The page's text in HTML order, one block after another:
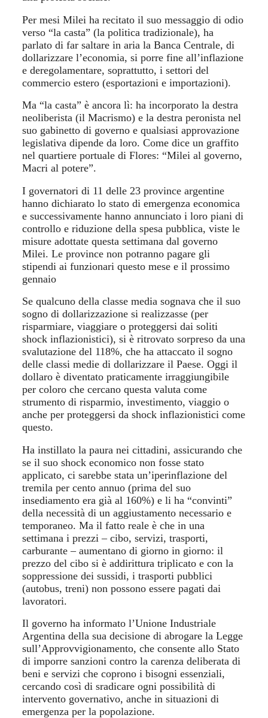
Per mesi Milei ha recitato il suo messaggio di odio
verso “la casta” (la politica tradizionale), ha
parlato di far saltare in aria la Banca Centrale, di
dollarizzare l’economia, si porre fine all’inflazione
e deregolamentare, soprattutto, i settori del
commercio estero (esportazioni e importazioni).
Ma “la casta” è ancora lì: ha incorporato la destra
neoliberista (il Macrismo) e la destra peronista nel
suo gabinetto di governo e qualsiasi approvazione
legislativa dipende da loro. Come dice un graffito
nel quartiere portuale di Flores: “Milei al governo,
Macri al potere”.
I governatori di 11 delle 23 province argentine
hanno dichiarato lo stato di emergenza economica
e successivamente hanno annunciato i loro piani di
controllo e riduzione della spesa pubblica, viste le
misure adottate questa settimana dal governo
Milei. Le province non potranno pagare gli
stipendi ai funzionari questo mese e il prossimo
gennaio
Se qualcuno della classe media sognava che il suo
sogno di dollarizzazione si realizzasse (per
risparmiare, viaggiare o proteggersi dai soliti
shock inflazionistici), si è ritrovato sorpreso da una
svalutazione del 118%, che ha attaccato il sogno
delle classi medie di dollarizzare il Paese. Oggi il
dollaro è diventato praticamente irraggiungibile
per coloro che cercano questa valuta come
strumento di risparmio, investimento, viaggio o
anche per proteggersi da shock inflazionistici come
questo.
Ha instillato la paura nei cittadini, assicurando che
se il suo shock economico non fosse stato
applicato, ci sarebbe stata un’iperinflazione del
tremila per cento annuo (prima del suo
insediamento era già al 160%) e li ha “convinti”
della necessità di un aggiustamento necessario e
temporaneo. Ma il fatto reale è che in una
settimana i prezzi – cibo, servizi, trasporti,
carburante – aumentano di giorno in giorno: il
prezzo del cibo si è addirittura triplicato e con la
soppressione dei sussidi, i trasporti pubblici
(autobus, treni) non possono essere pagati dai
lavoratori.
Il governo ha informato l’Unione Industriale
Argentina della sua decisione di abrogare la Legge
sull’Approvvigionamento, che consente allo Stato
di imporre sanzioni contro la carenza deliberata di
beni e servizi che coprono i bisogni essenziali,
cercando così di sradicare ogni possibilità di
intervento governativo, anche in situazioni di
emergenza per la popolazione.